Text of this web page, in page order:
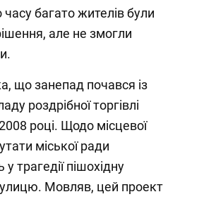
часу багато жителів були
але не змогли
що занепад почався із
роздрібної торгівлі
році. Щодо місцевої
міської ради
трагедії пішохідну
Мовляв, цей проект